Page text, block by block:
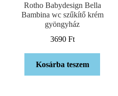
Rotho Babydesign Bella
Bambina wc szűkítő krém
gyöngyház
3690 Ft
Kosárba teszem